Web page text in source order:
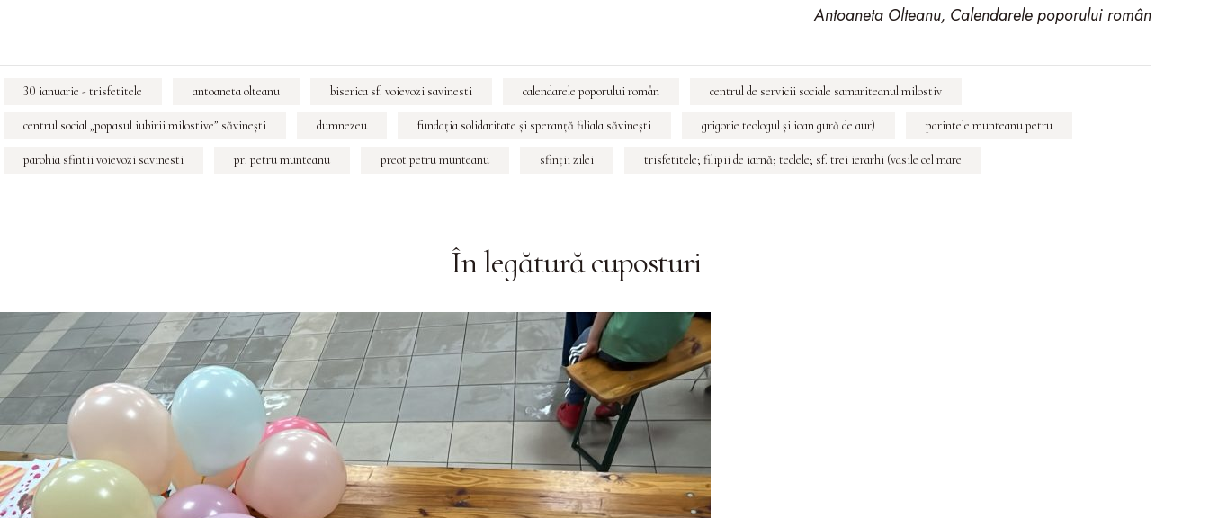
Antoaneta Olteanu, Calendarele poporului român
30 ianuarie - trisfetitele antoaneta olteanu biserica sf. voievozi savinesti calendarele poporului român centrul de servicii sociale samariteanul milostiv
centrul social „popasul iubirii milostive” săvineşti dumnezeu fundaţia solidaritate şi speranţă filiala săvineşti grigorie teologul şi ioan gură de aur) parintele munteanu petru
parohia sfintii voievozi savinesti pr. petru munteanu preot petru munteanu sfinţii zilei trisfetitele; filipii de iarnă; teclele; sf. trei ierarhi (vasile cel mare
În legătură cuposturi